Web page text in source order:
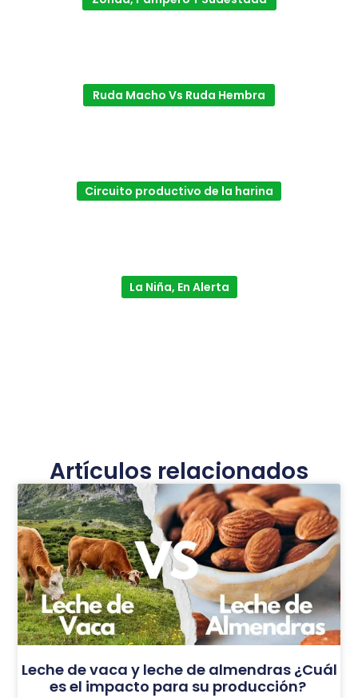
Ruda Macho Vs Ruda Hembra
Circuito productivo de la harina
La Niña, En Alerta
Artículos relacionados
Leche de vaca y leche de almendras ¿Cuál
es el impacto para su producción?